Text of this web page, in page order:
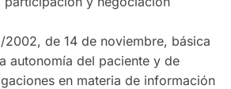
2002, de 14 de noviembre, básica
autonomía del paciente y de
en materia de información